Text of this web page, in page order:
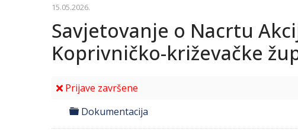
15.05.2026.
Savjetovanje o Nacrtu
Koprivničko-križevačke
Prijave završene
folder
Dokumentacija